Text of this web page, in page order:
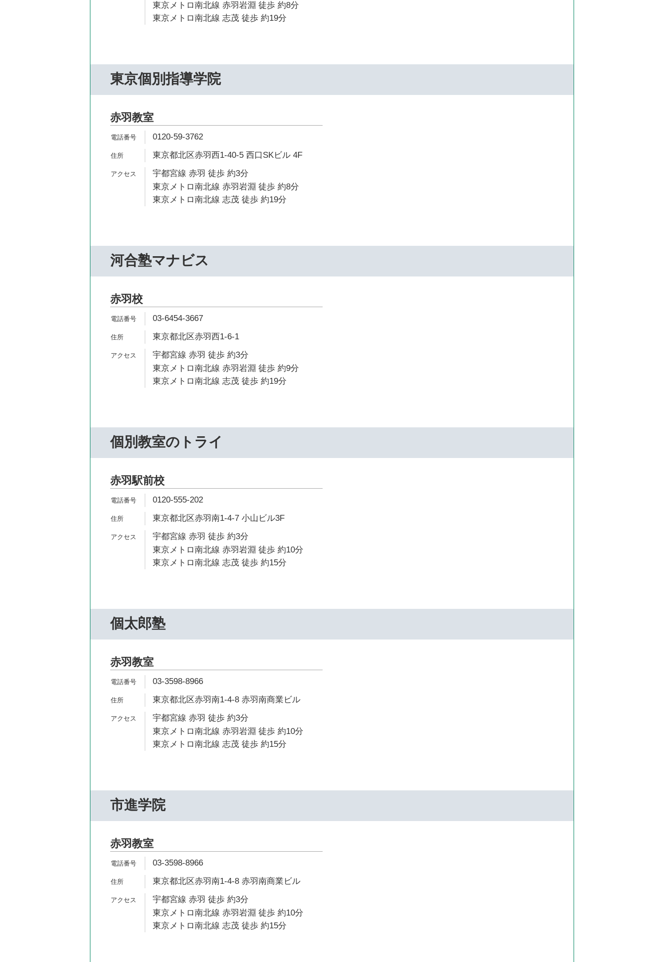
東京メトロ南北線 赤羽岩淵 徒歩 約8分
東京メトロ南北線 志茂 徒歩 約19分
東京個別指導学院
赤羽教室
0120-59-3762
東京都北区赤羽西1-40-5 西口SKビル 4F
宇都宮線 赤羽 徒歩 約3分
東京メトロ南北線 赤羽岩淵 徒歩 約8分
東京メトロ南北線 志茂 徒歩 約19分
河合塾マナビス
赤羽校
03-6454-3667
東京都北区赤羽西1-6-1
宇都宮線 赤羽 徒歩 約3分
東京メトロ南北線 赤羽岩淵 徒歩 約9分
東京メトロ南北線 志茂 徒歩 約19分
個別教室のトライ
赤羽駅前校
0120-555-202
東京都北区赤羽南1-4-7 小山ビル3F
宇都宮線 赤羽 徒歩 約3分
東京メトロ南北線 赤羽岩淵 徒歩 約10分
東京メトロ南北線 志茂 徒歩 約15分
個太郎塾
赤羽教室
03-3598-8966
東京都北区赤羽南1-4-8 赤羽南商業ビル
宇都宮線 赤羽 徒歩 約3分
東京メトロ南北線 赤羽岩淵 徒歩 約10分
東京メトロ南北線 志茂 徒歩 約15分
市進学院
赤羽教室
03-3598-8966
東京都北区赤羽南1-4-8 赤羽南商業ビル
宇都宮線 赤羽 徒歩 約3分
東京メトロ南北線 赤羽岩淵 徒歩 約10分
東京メトロ南北線 志茂 徒歩 約15分